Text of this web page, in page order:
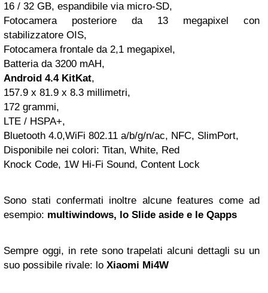
16 / 32 GB, espandibile via micro-SD,
Fotocamera posteriore da 13 megapixel con
stabilizzatore OIS,
Fotocamera frontale da 2,1 megapixel,
Batteria da 3200 mAH,
Android 4.4 KitKat,
157.9 x 81.9 x 8.3 millimetri,
172 grammi,
LTE / HSPA+,
Bluetooth 4.0,WiFi 802.11 a/b/g/n/ac, NFC, SlimPort,
Disponibile nei colori: Titan, White, Red
Knock Code, 1W Hi-Fi Sound, Content Lock
Sono stati confermati inoltre alcune features come ad
esempio: multiwindows, lo Slide aside e le Qapps
Sempre oggi, in rete sono trapelati alcuni dettagli su un
suo possibile rivale: lo Xiaomi Mi4W